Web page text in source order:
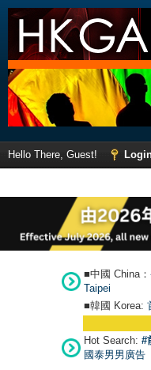
Hello There, Guest!
■中國 China：
Taipei
■韓國 Korea:
Hot Search: #
國泰男男廣告